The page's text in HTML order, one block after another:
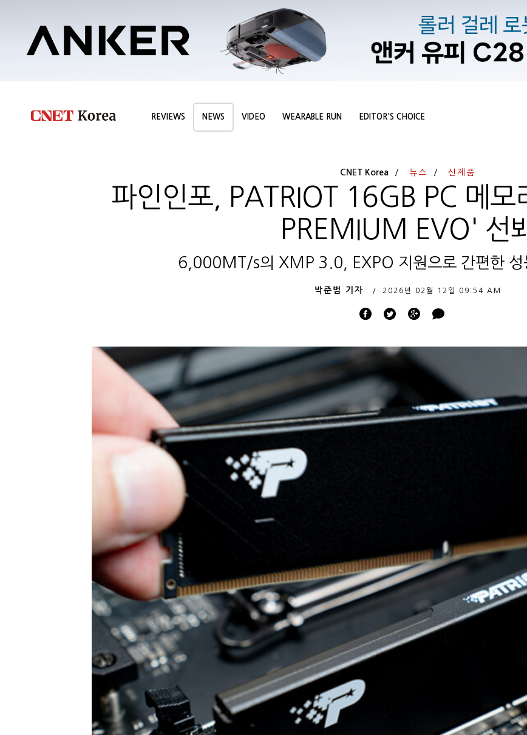
REVIEWS NEWS VIDEO WEARABLE RUN EDITOR'S CHOICE
CNET Korea 뉴스 신제품
파인인포, PATRIOT 16GB PC 메모
PREMIUM EVO' 선
6,000MT/s의 XMP 3.0, EXPO 지원으로 간편한 성
박준범 기자 2026년 02월 12일 09:54 AM